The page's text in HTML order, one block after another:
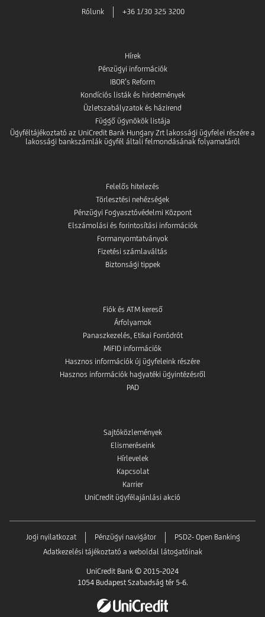
Rólunk +36 1/30 325 3200
Hírek
Pénzügyi információk
IBOR’s Reform
Kondíciós listák és hirdetmények
Üzletszabályzatok és házirend
Függő ügynökök listája
Ügyféltájékoztató az UniCredit Bank Hungary Zrt lakossági ügyfelei részére a
lakossági bankszámlák ügyfél általi felmondásának folyamatáról
Felelős hitelezés
Törlesztési nehézségek
Pénzügyi Fogyasztóvédelmi Központ
Elszámolási és forintosítási információk
Formanyomtatványok
Fizetési számlaváltás
Biztonsági tippek
Fiók és ATM kereső
Árfolyamok
Panaszkezelés, Etikai Forródrót
MiFID információk
Hasznos információk új ügyfeleink részére
Hasznos információk hagyatéki ügyintézésről
PAD
Sajtóközlemények
Elismeréseink
Hírlevelek
Kapcsolat
Karrier
UniCredit ügyfélajánlási akció
Jogi nyilatkozat Pénzügyi navigátor
PSD2- Open Banking
Adatkezelési tájékoztató a weboldal látogatóinak
UniCredit Bank © 2015-2024
1054 Budapest Szabadság tér 5-6.